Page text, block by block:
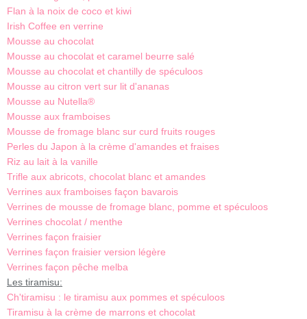
Flan à la noix de coco et kiwi
Irish Coffee en verrine
Mousse au chocolat
Mousse au chocolat et caramel beurre salé
Mousse au chocolat et chantilly de spéculoos
Mousse au citron vert sur lit d'ananas
Mousse au Nutella®
Mousse aux framboises
Mousse de fromage blanc sur curd fruits rouges
Perles du Japon à la crème d'amandes et fraises
Riz au lait à la vanille
Trifle aux abricots, chocolat blanc et amandes
Verrines aux framboises façon bavarois
Verrines de mousse de fromage blanc, pomme et spéculoos
Verrines chocolat / menthe
Verrines façon fraisier
Verrines façon fraisier version légère
Verrines façon pêche melba
Les tiramisu:
Ch'tiramisu : le tiramisu aux pommes et spéculoos
Tiramisu à la crème de marrons et chocolat